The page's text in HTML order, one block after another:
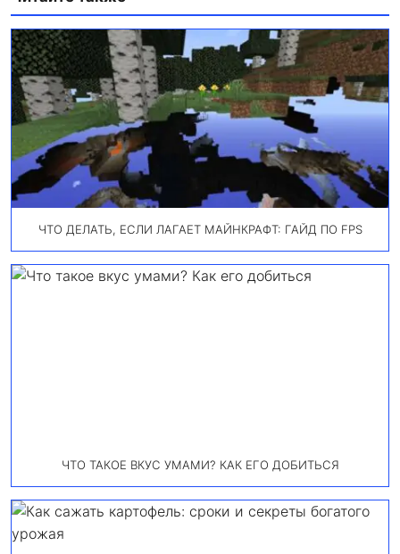
ЧТО ДЕЛАТЬ, ЕСЛИ ЛАГАЕТ МАЙНКРАФТ: ГАЙД ПО FPS
ЧТО ТАКОЕ ВКУС УМАМИ? КАК ЕГО ДОБИТЬСЯ